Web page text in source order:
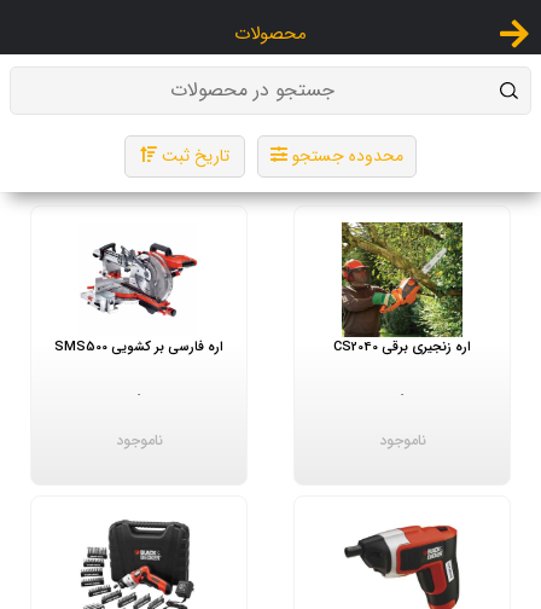
محصولات
جستجو در محصولات
محدوده جستجو تاریخ ثبت
اره زنجیری برقی CS2040
-
ناموجود
اره فارسی بر کشویی SMS500
-
ناموجود